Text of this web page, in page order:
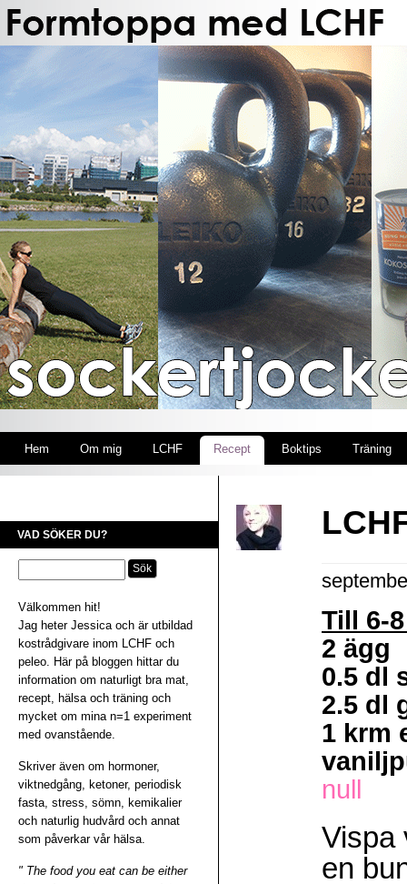
Hem Om mig LCHF Recept Boktips Träning
VAD SÖKER DU?
Välkommen hit!
Jag heter Jessica och är utbildad
kostrådgivare inom LCHF och
peleo. Här på bloggen hittar du
information om naturligt bra mat,
recept, hälsa och träning och
mycket om mina n=1 experiment
med ovanstående.
Skriver även om hormoner,
viktnedgång, ketoner, periodisk
fasta, stress, sömn, kemikalier
och naturlig hudvård och annat
som påverkar vår hälsa.
" The food you eat can be either
Till 6-
2 ägg
0.5 dl
2.5 dl
1 krm
null
Vispa
en